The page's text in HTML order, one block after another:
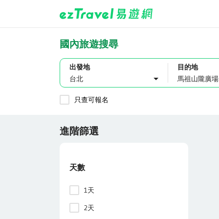
國內旅遊搜尋
出發地
台北
目的地
只查可報名
進階篩選
天數
1天
2天